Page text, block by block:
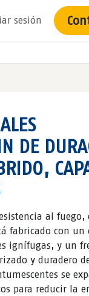
sesión
DE
al fuego,
fabricado con un
ignífugas, y un
y duradero
se
para reducir la